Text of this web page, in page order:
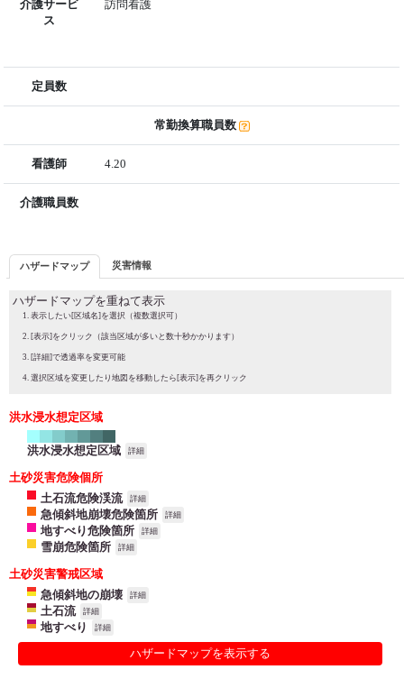
介護サービ
ス
訪問看護
定員数
常勤換算職員数
看護師 4.20
介護職員数
ハザードマップ 災害情報
ハザードマップを重ねて表示
表示したい[区域名]を選択（複数選択可）
[表示]をクリック（該当区域が多いと数十秒かかります）
[詳細]で透過率を変更可能
選択区域を変更したり地図を移動したら[表示]を再クリック
洪水浸水想定区域
洪水浸水想定区域 詳細
土砂災害危険個所
土石流危険渓流
詳細
急傾斜地崩壊危険箇所 詳細
地すべり危険箇所 詳細
雪崩危険箇所 詳細
土砂災害警戒区域
急傾斜地の崩壊
詳細
土石流 詳細
地すべり 詳細
ハザードマップを表示する